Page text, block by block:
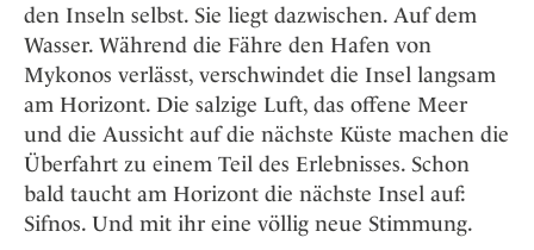
den Inseln selbst. Sie liegt dazwischen. Auf dem
Wasser. Während die Fähre den Hafen von
Mykonos verlässt, verschwindet die Insel langsam
am Horizont. Die salzige Luft, das offene Meer
und die Aussicht auf die nächste Küste machen die
Überfahrt zu einem Teil des Erlebnisses. Schon
bald taucht am Horizont die nächste Insel auf:
Sifnos. Und mit ihr eine völlig neue Stimmung.